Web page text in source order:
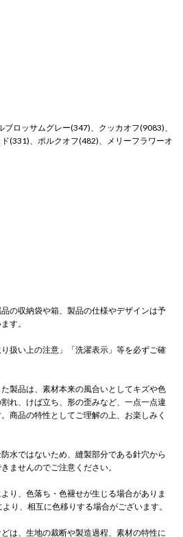
ロッサムグレー(347)、クッカオフ(9083)、
(331)、ポルクオフ(482)、メリーフラワーオ
の収納袋や箱、製品の仕様やデザインは予
す。
扱い上の注意」「洗濯表示」等を必ずご確
製品は、素材本来の風合いとしてキズや色
れ、けば立ち、形の歪みなど、一点一点違
商品の特性としてご理解の上、お楽しみく
水ではないため、縫製部分である針穴から
ませんのでご注意ください。
り、色落ち・色褪せが生じる場合がありま
り、相互に色移りする場合がございます。
は、生地の裁断や製造過程、素材の特性に